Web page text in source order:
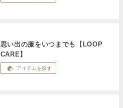
思い出の服をいつまでも【LOOP
CARE】
アイテムを探す